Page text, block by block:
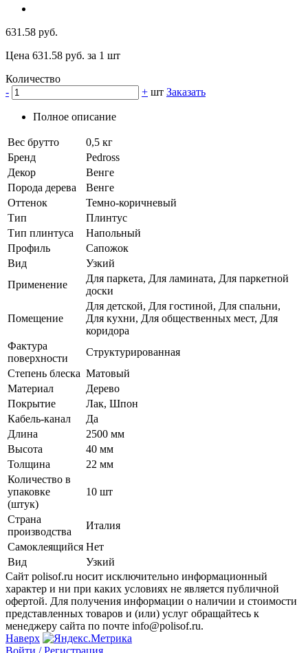
631.58 руб.
Цена 631.58 руб. за 1 шт
Количество
-
+ шт Заказать
Полное описание
Вес брутто
0,5 кг
Бренд
Pedross
Декор
Венге
Порода дерева
Венге
Оттенок
Темно-коричневый
Тип
Плинтус
Тип плинтуса
Напольный
Профиль
Сапожок
Вид
Узкий
Применение
Для паркета, Для ламината, Для паркетной
доски
Помещение
Для детской, Для гостиной, Для спальни,
Для кухни, Для общественных мест, Для
коридора
Фактура
поверхности
Структурированная
Степень блеска Матовый
Материал
Дерево
Покрытие
Лак, Шпон
Кабель-канал
Да
Длина
2500 мм
Высота
40 мм
Толщина
22 мм
Количество в
упаковке
(штук)
10 шт
Страна
производства
Италия
Самоклеящийся Нет
Вид
Узкий
Сайт polisof.ru носит исключительно информационный
характер и ни при каких условиях не является публичной
офертой. Для получения информации о наличии и стоимости
представленных товаров и (или) услуг обращайтесь к
менеджеру сайта по почте info@polisof.ru.
Наверх
Войти / Регистрация